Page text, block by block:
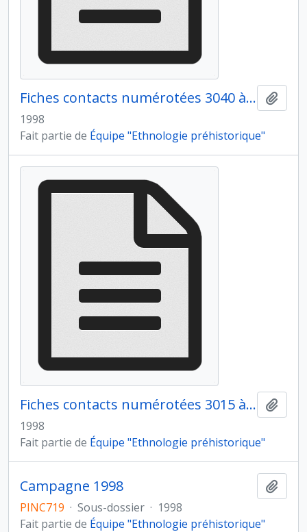
Fiches contacts numérotées 3040 à 3063
1998
Fait partie de Équipe "Ethnologie préhistorique"
Fiches contacts numérotées 3015 à 3039
1998
Fait partie de Équipe "Ethnologie préhistorique"
Campagne 1998
PINC719 · Sous-dossier · 1998
Fait partie de Équipe "Ethnologie préhistorique"